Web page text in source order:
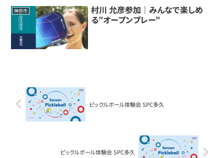
神戸市
村川 允彦参加｜みんなで楽しめ
る”オープンプレー”
ピックルボール体験会 SPC多久
ピックルボール体験会 SPC多久